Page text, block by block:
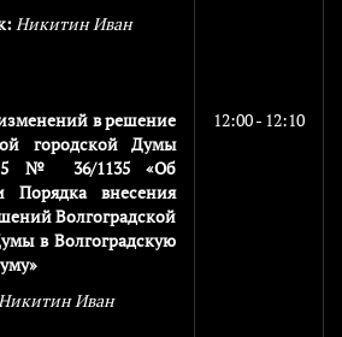
Никитин Иван
в решение
городской Думы
№ 36/1135 «Об
Порядка внесения
Волгоградской
в Волгоградскую
Иван
12:00 - 12:10